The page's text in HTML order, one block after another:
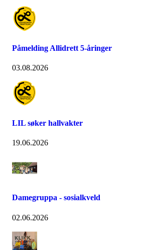
Påmelding Allidrett 5-åringer
03.08.2026
LIL søker hallvakter
19.06.2026
Damegruppa - sosialkveld
02.06.2026